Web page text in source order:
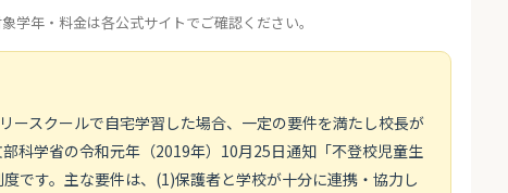
学年・料金は各公式サイトでご確認ください。
ースクールで自宅学習した場合、一定の要件を満たし校長が
科学省の令和元年（2019年）10月25日通知「不登校児童生
です。主な要件は、(1)保護者と学校が十分に連携・協力し